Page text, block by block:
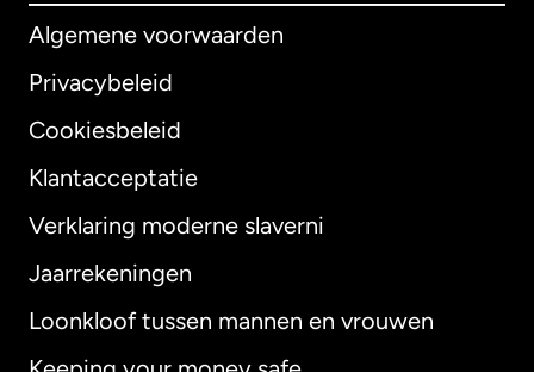
Algemene voorwaarden
Privacybeleid
Cookiesbeleid
Klantacceptatie
Verklaring moderne slaverni
Jaarrekeningen
Loonkloof tussen mannen en vrouwen
Internationaal English